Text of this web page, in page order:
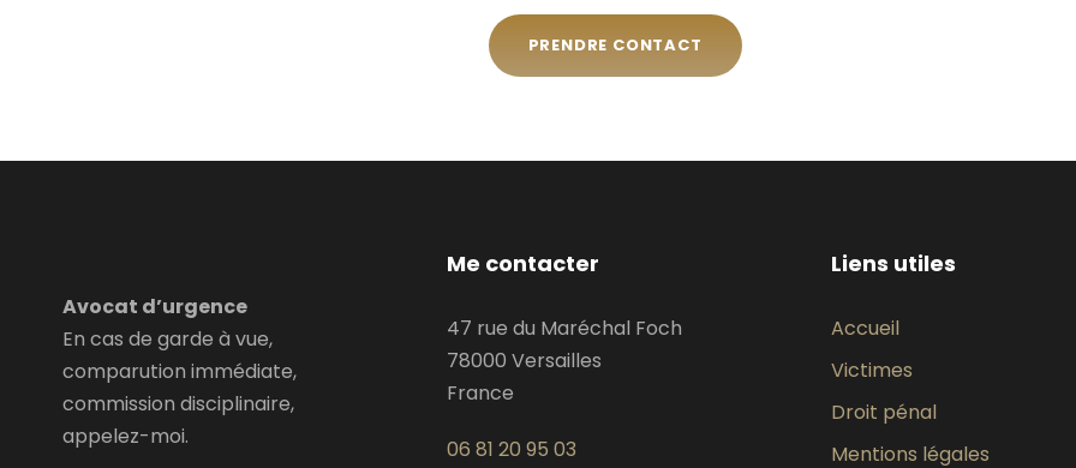
PRENDRE CONTACT
Avocat d’urgence
En cas de garde à vue,
comparution immédiate,
commission disciplinaire,
appelez-moi.
Me contacter
47 rue du Maréchal Foch
78000 Versailles
France
06 81 20 95 03
Liens utiles
Accueil
Victimes
Droit pénal
Mentions légales